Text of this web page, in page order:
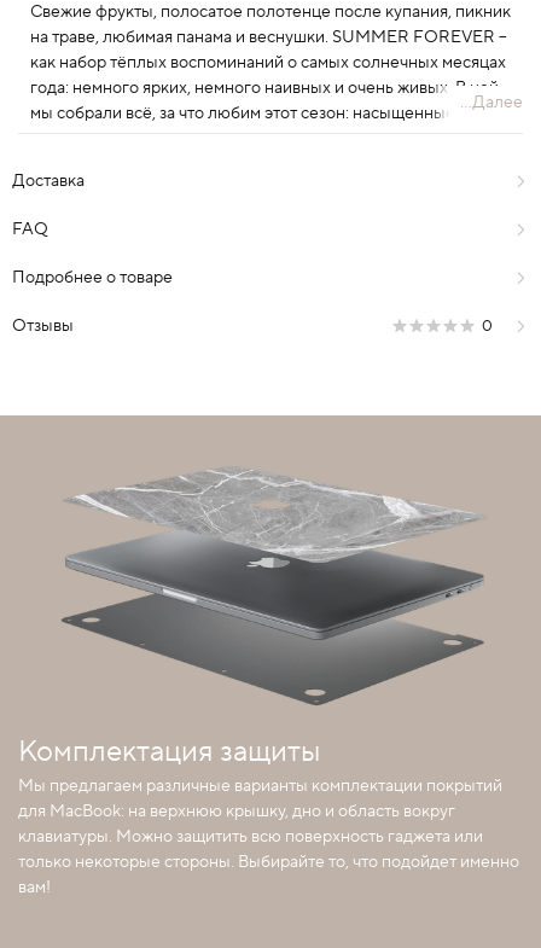
Свежие фрукты, полосатое полотенце после купания, пикник
на траве, любимая панама и веснушки. SUMMER FOREVER –
как набор тёплых воспоминаний о самых солнечных месяцах
года: немного ярких, немного наивных и очень живых. В ней
мы собрали всё, за что любим этот сезон: насыщенные цвета,
лёгкость долгих дней и ощущение, будто впереди ещё целая
то самое ощущение настоящего лета.
...Далее
Доставка
FAQ
Подробнее о товаре
Отзывы 0
Комплектация защиты
Мы предлагаем различные варианты комплектации покрытий
для MacBook: на верхнюю крышку, дно и область вокруг
клавиатуры. Можно защитить всю поверхность гаджета или
только некоторые стороны. Выбирайте то, что подойдет именно
вам!